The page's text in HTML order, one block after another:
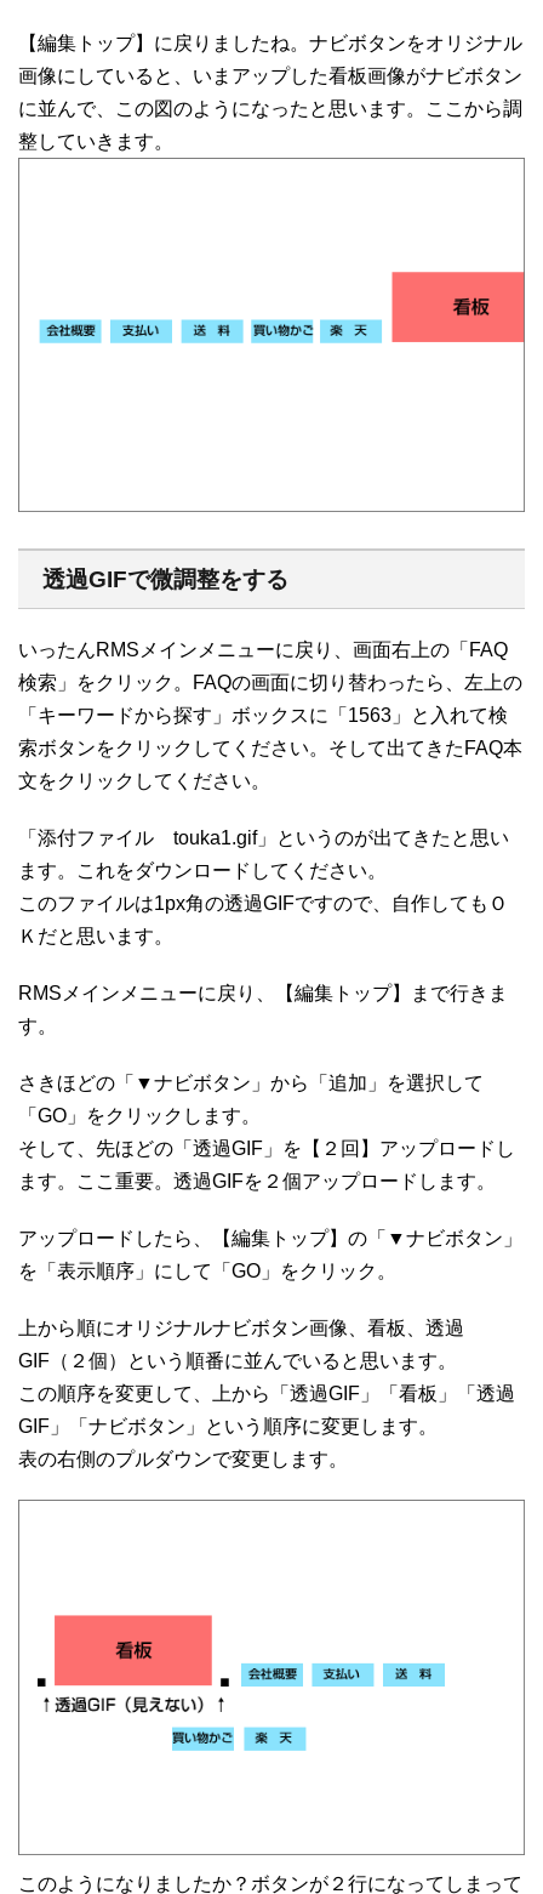
【編集トップ】に戻りましたね。ナビボタンをオリジナル
画像にしていると、いまアップした看板画像がナビボタン
に並んで、この図のようになったと思います。ここから調
整していきます。
透過GIFで微調整をする
いったんRMSメインメニューに戻り、画面右上の「FAQ
検索」をクリック。FAQの画面に切り替わったら、左上の
「キーワードから探す」ボックスに「1563」と入れて検
索ボタンをクリックしてください。そして出てきたFAQ本
文をクリックしてください。
「添付ファイル touka1.gif」というのが出てきたと思い
ます。これをダウンロードしてください。
このファイルは1px角の透過GIFですので、自作してもＯ
Ｋだと思います。
RMSメインメニューに戻り、【編集トップ】まで行きま
す。
さきほどの「▼ナビボタン」から「追加」を選択して
「GO」をクリックします。
そして、先ほどの「透過GIF」を【２回】アップロードし
ます。ここ重要。透過GIFを２個アップロードします。
アップロードしたら、【編集トップ】の「▼ナビボタン」
を「表示順序」にして「GO」をクリック。
上から順にオリジナルナビボタン画像、看板、透過
GIF（２個）という順番に並んでいると思います。
この順序を変更して、上から「透過GIF」「看板」「透過
GIF」「ナビボタン」という順序に変更します。
表の右側のプルダウンで変更します。
このようになりましたか？ボタンが２行になってしまって